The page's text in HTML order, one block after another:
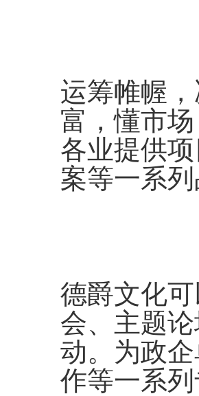
运筹帷幄
富，懂市
各业提供
案等一系
德爵文化
会、主题
动。为政
作等一系